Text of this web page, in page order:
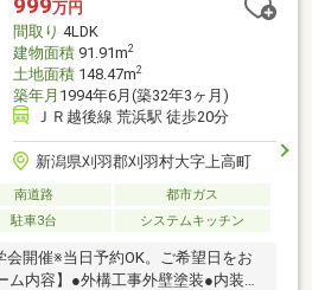
999万円
間取り 4LDK
建物面積91.91m2
土地面積148.47m2
築年月 1994年6月(築32年3ヶ月)
ＪＲ越後線 荒浜駅 徒歩20分
新潟県刈羽郡刈羽村大字上高町
南道路
都市ガス
駐車3台 システムキッチン
開催※当日予約OK。ご希望日をお
内容】●外構工事外壁塗装●内装工